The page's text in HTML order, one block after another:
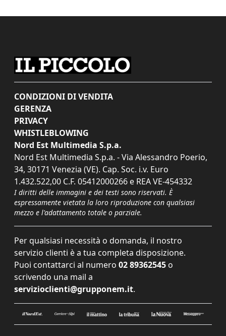
CONDIZIONI DI VENDITA
GERENZA
PRIVACY
WHISTLEBLOWING
Nord Est Multimedia S.p.a.
Nord Est Multimedia S.p.a. - Via Alessandro Poerio,
34, 30171 Venezia (VE). Cap. Soc. i.v. Euro
1.432.522,00 C.F. 05412000266 e REA VE-454332
I diritti delle immagini e dei testi sono riservati. È
espressamente vietata la loro riproduzione con qualsiasi
mezzo e l'adattamento totale o parziale.
Per qualsiasi necessità o domanda, il nostro
servizio clienti è a tua completa disposizione.
Puoi contattarci al numero 02 89362545 o
scrivendo una mail a
servizioclienti@grupponem.it.